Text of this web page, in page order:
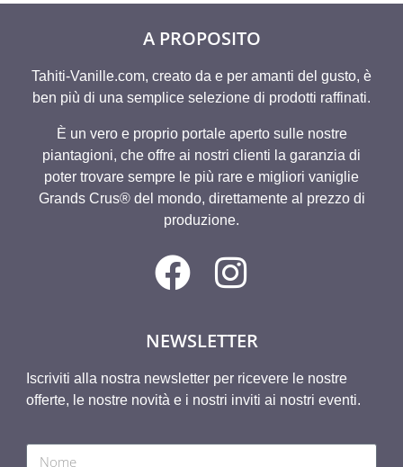
A PROPOSITO
Tahiti-Vanille.com, creato da e per amanti del gusto, è
ben più di una semplice selezione di prodotti raffinati.
È un vero e proprio portale aperto sulle nostre
piantagioni, che offre ai nostri clienti la garanzia di
poter trovare sempre le più rare e migliori vaniglie
Grands Crus® del mondo, direttamente al prezzo di
produzione.
NEWSLETTER
Iscriviti alla nostra newsletter per ricevere le nostre
offerte, le nostre novità e i nostri inviti ai nostri eventi.